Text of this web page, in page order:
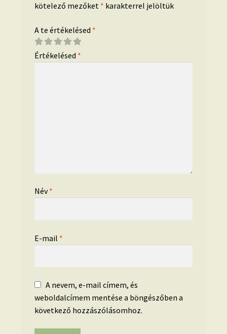
kötelező mezőket * karakterrel jelöltük
A te értékelésed *
Értékelésed *
Név*
E-mail *
A nevem, e-mail címem, és
weboldalcímem mentése a böngészőben a
következő hozzászólásomhoz.